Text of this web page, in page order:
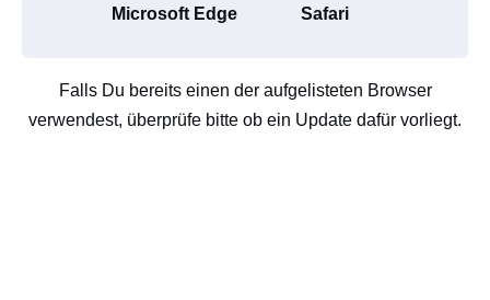
Microsoft Edge Safari
Falls Du bereits einen der aufgelisteten Browser
verwendest, überprüfe bitte ob ein Update dafür vorliegt.